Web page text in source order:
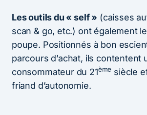
Les outils du « self » (caisses
scan & go, etc.) ont également
poupe. Positionnés à bon
parcours d’achat, ils contentent
consommateur du 21ème siècle
friand d’autonomie.